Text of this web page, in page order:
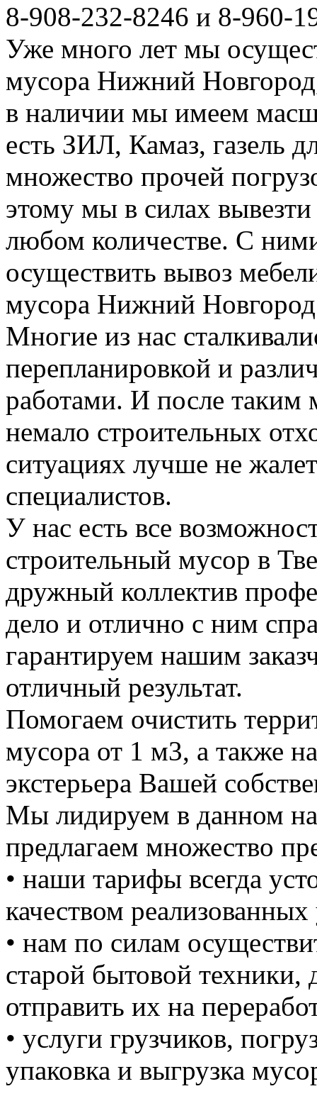
8-908-232-8246 и 8-960-
Уже много лет мы
мусора Нижний
в наличии мы имеем
есть ЗИЛ, Камаз, газель
множество прочей
этому мы в силах
любом количестве. С
осуществить вывоз
мусора Нижний
Многие из нас
перепланировкой и
работами. И после таким
немало строительных
ситуациях лучше не
специалистов.
У нас есть все
строительный мусор в
дружный коллектив
дело и отлично с ним
гарантируем нашим
отличный результат.
Помогаем очистить
мусора от 1 м3, а также
экстерьера Вашей
Мы лидируем в данном
предлагаем множество
• наши тарифы всегда
качеством реализованных
• нам по силам
старой бытовой техники,
отправить их на
• услуги грузчиков,
упаковка и выгрузка